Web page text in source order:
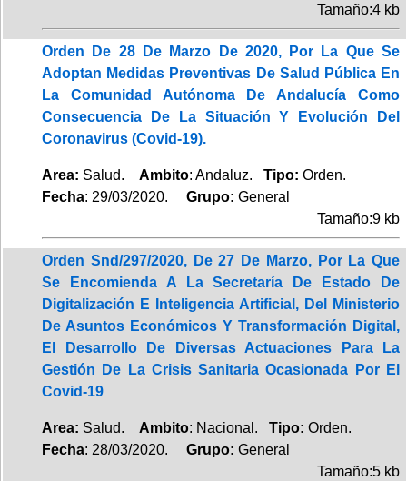
Tamaño:4 kb
Orden De 28 De Marzo De 2020, Por La Que Se
Adoptan Medidas Preventivas De Salud Pública En
La Comunidad Autónoma De Andalucía Como
Consecuencia De La Situación Y Evolución Del
Coronavirus (Covid-19).
Area: Salud. Ambito: Andaluz. Tipo: Orden.
Fecha: 29/03/2020. Grupo: General
Tamaño:9 kb
Orden Snd/297/2020, De 27 De Marzo, Por La Que
Se Encomienda A La Secretaría De Estado De
Digitalización E Inteligencia Artificial, Del Ministerio
De Asuntos Económicos Y Transformación Digital,
El Desarrollo De Diversas Actuaciones Para La
Gestión De La Crisis Sanitaria Ocasionada Por El
Covid-19
Area: Salud. Ambito: Nacional. Tipo: Orden.
Fecha: 28/03/2020. Grupo: General
Tamaño:5 kb